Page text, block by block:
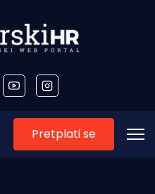
Pretplati se